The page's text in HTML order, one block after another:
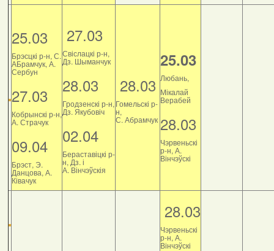
25.03
Брэсцкі р-н, С.
АБрамчук, А.
Сербун
27.03
Кобрынскі р-н,
А. Страчук
09.04
Брэст, Э.
Данцова, А.
Ківачук
27.03
Свіслацкі р-н,
Дз. Шыманчук
28.03
Гродзенскі р-н,
Дз. Якубовіч
02.04
Бераставіцкі р-
н, Дз. і
А. Вінчэўскія
28.03
Гомельскі р-
н,
С. Абрамчук
25.03
Любань,
Мікалай
Верабей
28.03
Чэрвеньскі
р-н, А.
Вінчэўскі
28.03
Чэрвеньскі
р-н, А.
Вінчэўскі